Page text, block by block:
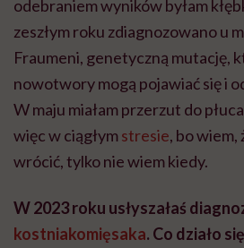
odebraniem wyników byłam
zeszłym roku zdiagnozowano u
Fraumeni, genetyczną mutację,
nowotwory mogą pojawiać się i
W maju miałam przerzut do
więc w ciągłymstresie, bo
wrócić, tylko nie wiem kiedy.
W 2023 roku usłyszałaś
kostniakomięsaka. Co działo